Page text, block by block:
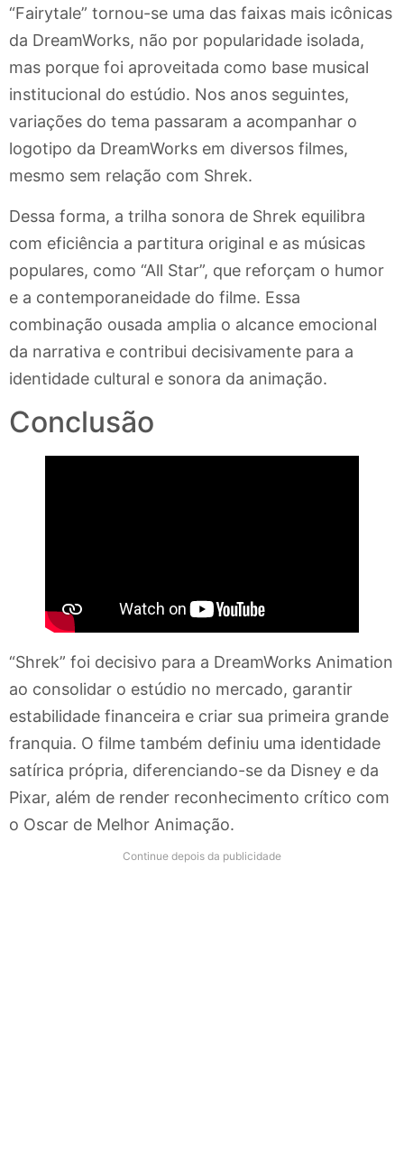
“Fairytale” tornou-se uma das faixas mais icônicas
da DreamWorks, não por popularidade isolada,
mas porque foi aproveitada como base musical
institucional do estúdio. Nos anos seguintes,
variações do tema passaram a acompanhar o
logotipo da DreamWorks em diversos filmes,
mesmo sem relação com Shrek.
Dessa forma, a trilha sonora de Shrek equilibra
com eficiência a partitura original e as músicas
populares, como “All Star”, que reforçam o humor
e a contemporaneidade do filme. Essa
combinação ousada amplia o alcance emocional
da narrativa e contribui decisivamente para a
identidade cultural e sonora da animação.
Conclusão
“Shrek” foi decisivo para a DreamWorks Animation
ao consolidar o estúdio no mercado, garantir
estabilidade financeira e criar sua primeira grande
franquia. O filme também definiu uma identidade
satírica própria, diferenciando-se da Disney e da
Pixar, além de render reconhecimento crítico com
o Oscar de Melhor Animação.
Continue depois da publicidade